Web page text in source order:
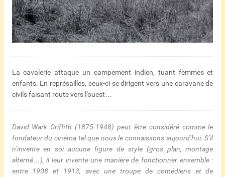
La cavalerie attaque un campement indien, tuant femmes et
enfants. En représailles, ceux-ci se dirigent vers une caravane de
civils faisant route vers l’ouest…
David Wark Griffith (1875-1948) peut être considéré comme le
fondateur du cinéma tel que nous le connaissons aujourd’hui. S’il
n’invente en soi aucune figure de style (gros plan, montage
alterné…), il leur invente une manière de fonctionner ensemble :
entre 1908 et 1913, avec une troupe de comédiens et de